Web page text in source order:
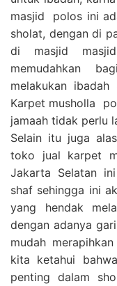
masjid polos ini
sholat, dengan di
di masjid
memudahkan
melakukan
Karpet musholla
jamaah tidak perlu
Selain itu juga
toko jual karpet
Jakarta Selatan
shaf sehingga ini
yang hendak
dengan adanya
mudah
kita ketahui
penting dalam